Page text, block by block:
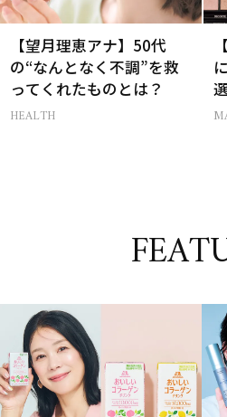
【望月理恵アナ】50代
の“なんとなく不調”を救
ってくれたものとは？
HEALTH